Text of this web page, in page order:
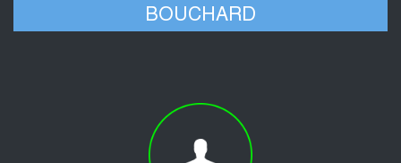
BOUCHARD